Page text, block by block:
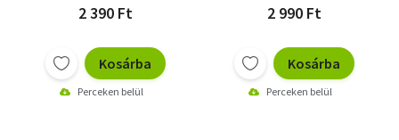
2 390 Ft
Kosárba
Perceken belül
2 990 Ft
Kosárba
Perceken belül